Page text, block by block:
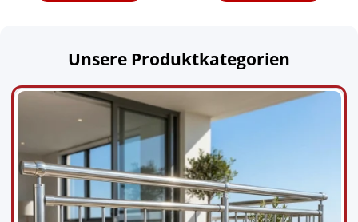
Unsere Produktkategorien